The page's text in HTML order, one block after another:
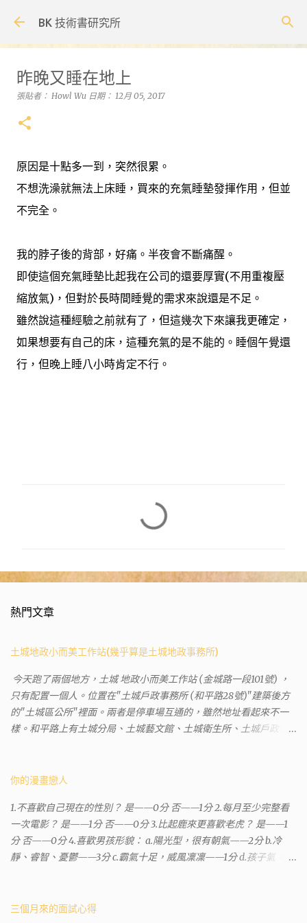
BK 技術書研究所
昨晚又睡在地上
張貼者： Howl Wu 日期： 12月 05, 2017
原因是十點多一到，突然很累。
不想洗澡就無法上床睡，買來的充氣睡墊發揮作用，但並
不完全。
我的脖子後的背部，好痛。半夜會不斷痛醒。
即使這個充氣睡墊比起我在公司的還要厚實(不用重複壓
縮放氣)，但對於長時間睡覺的需求來說還是不足。
雖然說這種經驗之前就有了，但這幾次下來讓我更確定，
如果想要有自己的床，這種充氣的是不能的。睡個午覺還
行，但晚上睡八小時肯定不行。
熱門文章
土城地政小而美工作站(幾乎算是土城地政事務所)
今天跑了兩個地方，土城 地政小而美工作站 (金城路一段101號) ，
只有配置一個人。位置在"土城戶政事務所 (和平路28號)"建築後方
的"土城區公所"裡面。兩者是停車場互通的，雖然地址看起來不一
樣。和平路上有土城分局、土城藝文館、土城衛生所、土城戶政事
沒有正式的地政事務所，只有地政小而美工作站 ，也已經能處理大
到以後還真嚇了一跳，這一看就有問題。要是我拿著那不被承認、
有問題的幽靈合約恐怕還調不到資源。但我不知道審判時法官會不
會去調閱這些資料。因為沒把握每個法官或檢察官都公正細心，在
案牘勞形中，會願意為了這種小人物受害案件去挖出更大的黑幕。
市板橋地政事務所 )去取得。不過實際到了現場發現還是需要法院的
你的漫畫戀人
1.不喜歡自己現在的性別？ 是——0分 否——1分 2.每月至少完整看
一次電影？ 是——1分 否——0分 3.比起鹿來更喜歡老虎？ 是——1
分 否——0分 4.喜歡男孩形貌： a.陽光型，很有朝氣——2分 b.冷
靜、睿智、憂鬱——3分 c.霸氣十足，威風凜凜——1分 d.孩子氣，十
——1分 6.希望戀人的姓氏： a.大眾化——1分 b.罕見，古色古香的複
三個月來的面試心得